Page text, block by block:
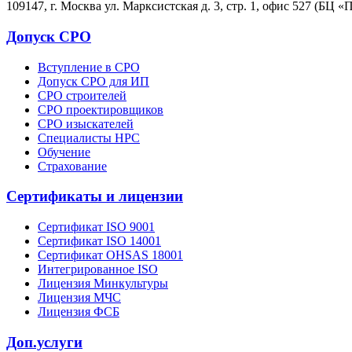
109147, г. Москва ул. Марксистская д. 3, стр. 1, офис 527 (БЦ
Допуск СРО
Вступление в СРО
Допуск СРО для ИП
СРО строителей
СРО проектировщиков
СРО изыскателей
Специалисты НРС
Обучение
Страхование
Сертификаты и лицензии
Сертификат ISO 9001
Сертификат ISO 14001
Сертификат OHSAS 18001
Интегрированное ISO
Лицензия Минкультуры
Лицензия МЧС
Лицензия ФСБ
Доп.услуги